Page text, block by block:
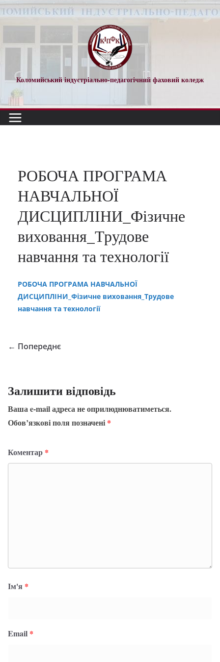
Перейти
до
Коломийський індустріально-педагогічний фаховий коледж
РОБОЧА ПРОГРАМА
НАВЧАЛЬНОЇ
ДИСЦИПЛІНИ_Фізичне
виховання_Трудове
навчання та технології
РОБОЧА ПРОГРАМА НАВЧАЛЬНОЇ
ДИСЦИПЛІНИ_Фізичне виховання_Трудове
навчання та технології
← Попереднє
Залишити відповідь
Ваша e-mail адреса не оприлюднюватиметься.
Обов’язкові поля позначені *
Коментар *
Ім'я *
Email *